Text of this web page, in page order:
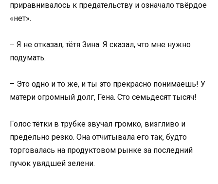
приравнивалось к предательству и означало твёрдое
«нет».
– Я не отказал, тётя Зина. Я сказал, что мне нужно
подумать.
– Это одно и то же, и ты это прекрасно понимаешь! У
матери огромный долг, Гена. Сто семьдесят тысяч!
Голос тётки в трубке звучал громко, визгливо и
предельно резко. Она отчитывала его так, будто
торговалась на продуктовом рынке за последний
пучок увядшей зелени.